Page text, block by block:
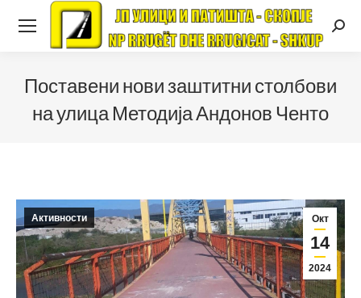
Поставени нови заштитни столбови
на улица Методија Андонов Ченто
Окт
14
2024
Активности